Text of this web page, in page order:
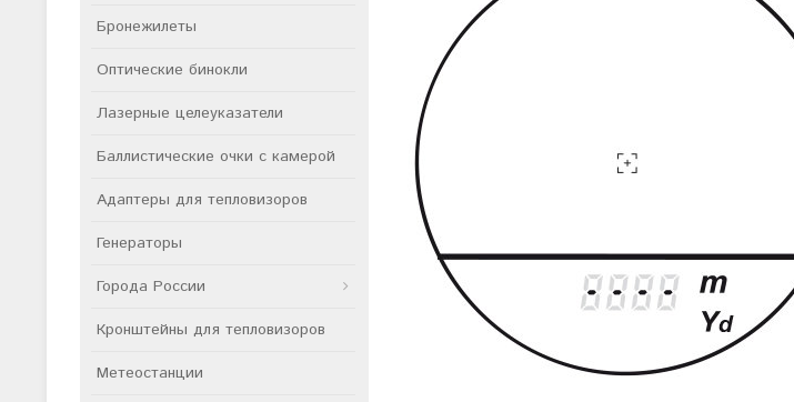
Бронежилеты
Оптические бинокли
Лазерные целеуказатели
Баллистические очки с камерой
Адаптеры для тепловизоров
Генераторы
Города России
Кронштейны для тепловизоров
Метеостанции